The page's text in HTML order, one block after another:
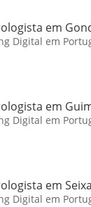
em
Digital em
em
Digital em
em
Digital em